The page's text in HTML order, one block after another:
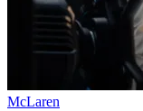
McLaren